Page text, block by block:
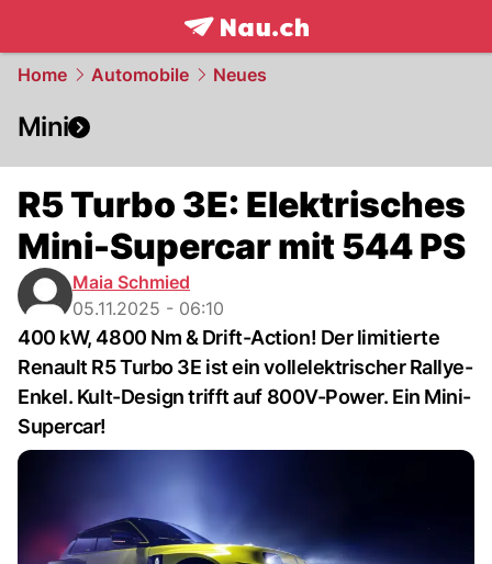
frontpage.NAU.ch
Home Automobile Neues
Mini
R5 Turbo 3E: Elektrisches
Mini-Supercar mit 544 PS
Maia Schmied
05.11.2025 - 06:10
400 kW, 4800 Nm & Drift-Action! Der limitierte
Renault R5 Turbo 3E ist ein vollelektrischer Rallye-
Enkel. Kult-Design trifft auf 800V-Power. Ein Mini-
Supercar!